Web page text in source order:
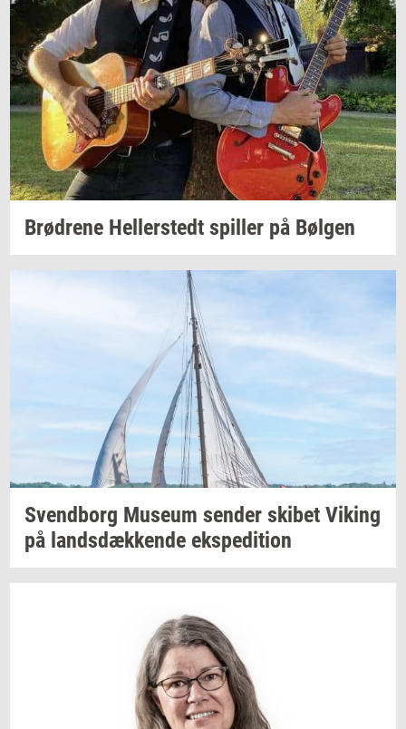
Brød­re­ne Hel­ler­stedt spil­ler på Bøl­gen
Svend­borg Mu­se­um sen­der ski­bet Viking
på lands­dæk­ken­de eks­pe­di­tion